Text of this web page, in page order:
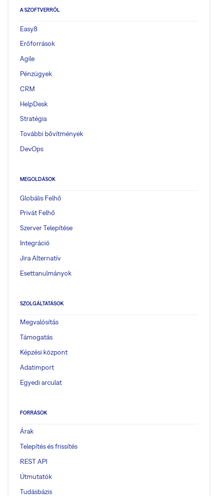
A SZOFTVERRŐL
Easy8
Erőforrások
Agile
Pénzügyek
CRM
HelpDesk
Stratégia
További bővítmények
DevOps
MEGOLDÁSOK
Globális Felhő
Privát Felhő
Szerver Telepítése
Integráció
Jira Alternatív
Esettanulmányok
SZOLGÁLTATÁSOK
Megvalósítás
Támogatás
Képzési központ
Adatimport
Egyedi arculat
FORRÁSOK
Árak
Telepítés és frissítés
REST API
Útmutatók
Tudásbázis